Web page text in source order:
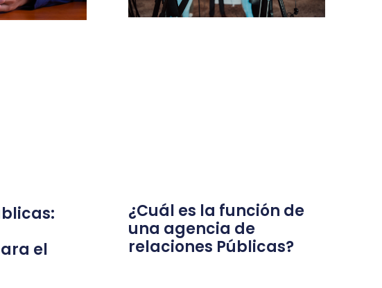
el
¿Cuál es la función de
una agencia de
relaciones Públicas?